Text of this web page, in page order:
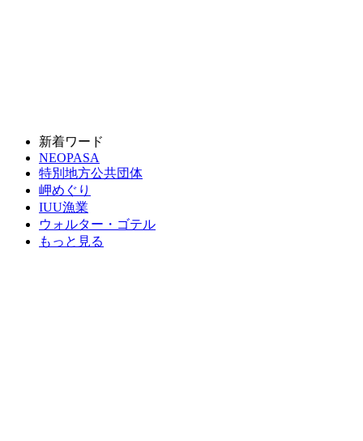
新着ワード
NEOPASA
特別地方公共団体
岬めぐり
IUU漁業
ウォルター・ゴテル
もっと見る